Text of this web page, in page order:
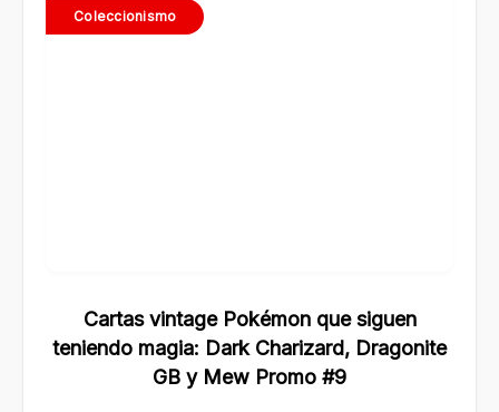
Coleccionismo
Cartas vintage Pokémon que siguen
teniendo magia: Dark Charizard, Dragonite
GB y Mew Promo #9